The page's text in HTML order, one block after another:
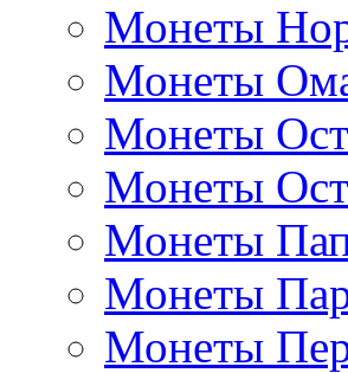
Монеты
Монеты
Монеты
Монеты
Монеты
Монеты
Монеты